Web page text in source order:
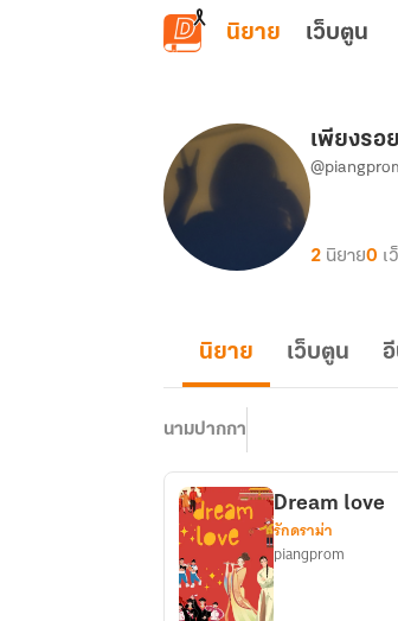
ข้ามไปยังเนื้อหาหลัก
นิยาย เว็บตูน
เพียงรอ
2 นิยาย0 เ
นิยาย เว็บตูน
นามปากกา
Dream love
รักดราม่า
piangprom